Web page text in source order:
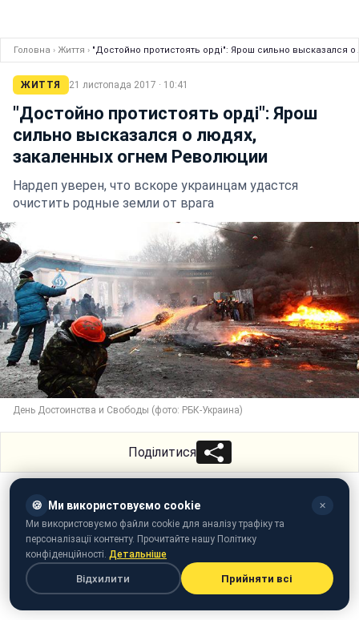
Головна › Життя › "Достойно протистоять орді": Ярош сильно высказался
ЖИТТЯ 21 листопада 2017 · 10:41
"Достойно протистоять орді": Ярош
сильно высказался о людях,
закаленных огнем Революции
Нардеп уверен, что вскоре украинцам удастся
очистить родные земли от врага
День Достоинства и Свободы (фото: РБК-Украина)
Поділитися
🍪 Ми використовуємо cookie ✕
Ми використовуємо файли cookie для аналізу трафіку та
персоналізації контенту. Прочитайте нашу Політику
конфіденційності. Детальніше
Відхилити Прийняти всі